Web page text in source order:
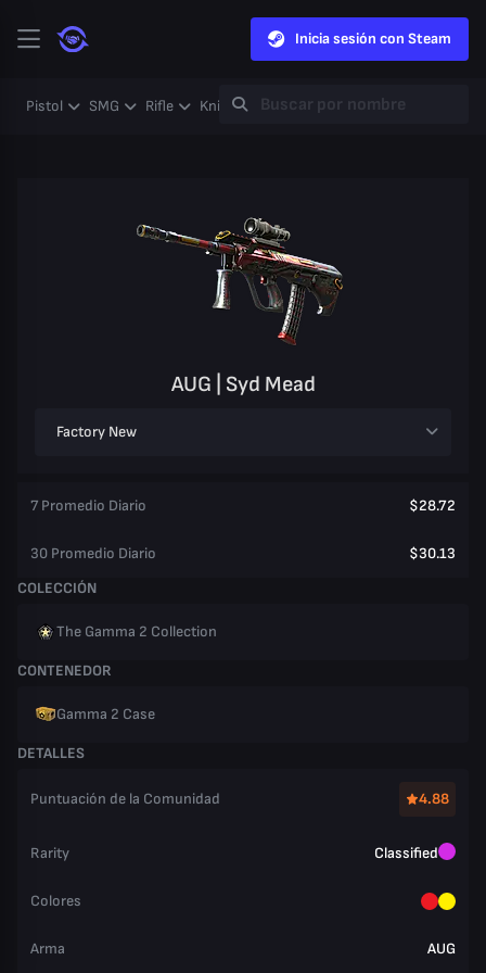
Inicia sesión con Steam
Pistol SMG Rifle Knife Gloves Heavy Case
AUG | Syd Mead
Factory New
7 Promedio Diario $28.72
30 Promedio Diario
$30.13
COLECCIÓN
The Gamma 2 Collection
CONTENEDOR
Gamma 2 Case
DETALLES
Puntuación de la Comunidad 4.88
Rarity Classified
Colores
Arma AUG